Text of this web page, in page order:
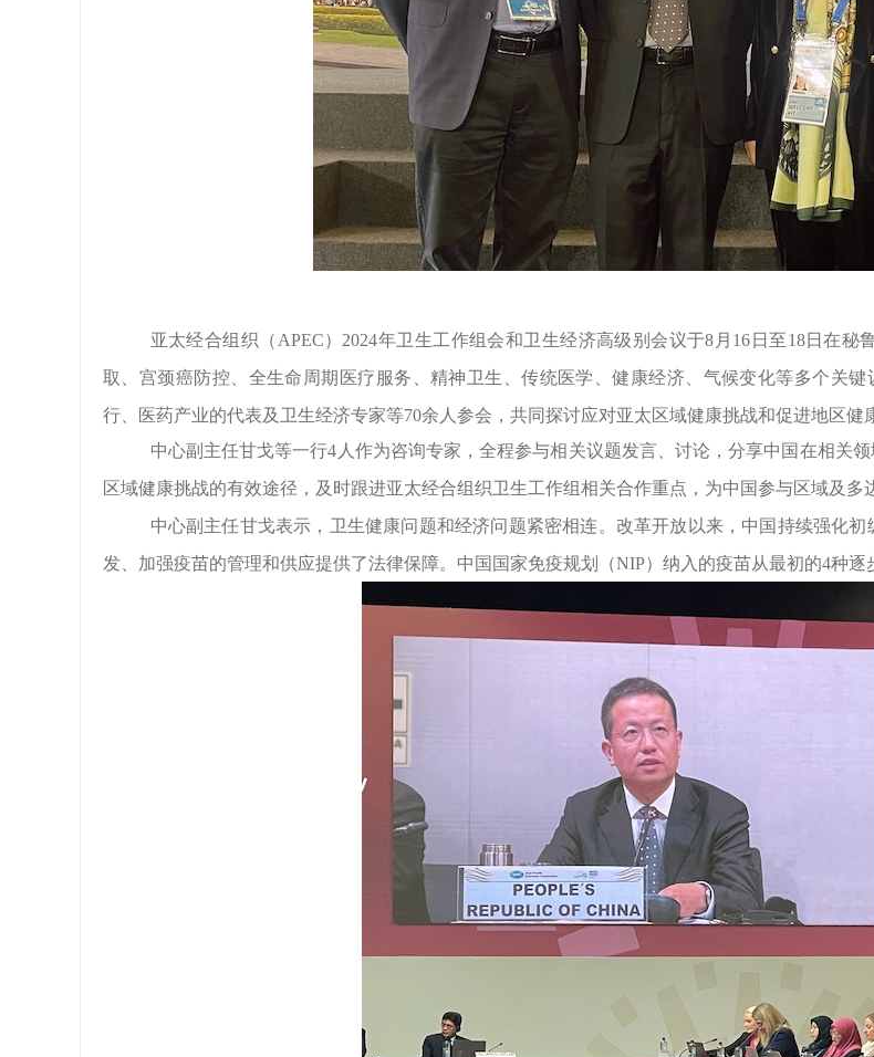
亚太经合组织（ APEC） 2024年卫生工作组会和卫生经济高级别会议于8 月 16 日至18日在秘
取、宫颈癌防控、全生命周期医疗服务、精神卫生、传统医学、健康经济、气候变化等多个关键
行、医药产业的代表及卫生经济专家等70余人参会，共同探讨应对亚太区域健康挑战和促进地区健
中心副主任甘戈等一行4 人作为咨询专家，全程参与相关议题发言、讨论，分享中国在相关
区域健康挑战的有效途径，及时跟进亚太经合组织卫生工作组相关合作重点，为中国参与区域及多
中心副主任甘戈表示，卫生健康问题和经济问题紧密相连。改革开放以来，中国持续强化初
发、加强疫苗的管理和供应提供了法律保障。中国国家免疫规划（NIP）纳入的疫苗从最初的4种逐